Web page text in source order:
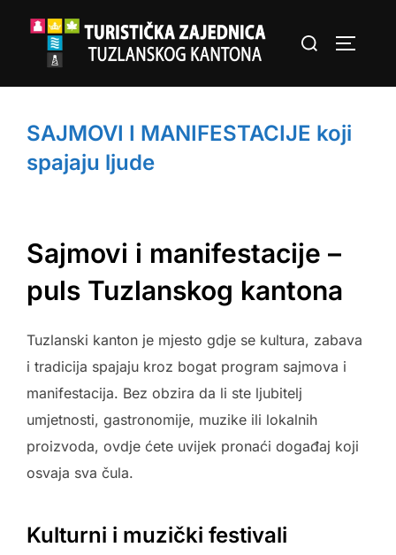
Search
SAJMOVI I MANIFESTACIJE koji
spajaju ljude
Sajmovi i manifestacije –
puls Tuzlanskog kantona
Tuzlanski kanton je mjesto gdje se kultura, zabava
i tradicija spajaju kroz bogat program sajmova i
manifestacija. Bez obzira da li ste ljubitelj
umjetnosti, gastronomije, muzike ili lokalnih
proizvoda, ovdje ćete uvijek pronaći događaj koji
osvaja sva čula.
Kulturni i muzički festivali